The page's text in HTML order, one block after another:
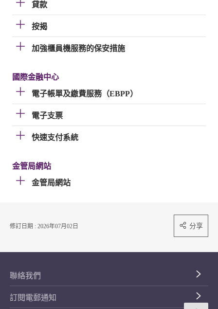
貸款
按揭
加強櫃員機服務的保安措施
國際金融中心
電子帳單及繳費服務（EBPP）
電子支票
快速支付系統
金管局網站
金管局網站
修訂日期 : 2026年07月02日 分享
聯絡我們
訂閱電郵通知